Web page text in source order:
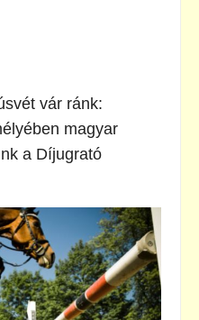
vár ránk:
magyar
a Díjugrató